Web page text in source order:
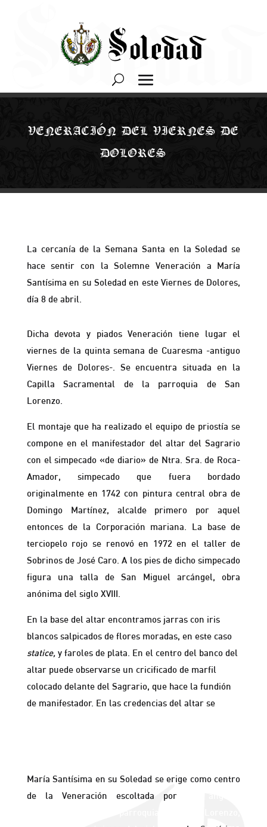
VENERACIÓN DEL VIERNES DE
DOLORES
La cercanía de la Semana Santa en la Soledad se
hace sentir con la Solemne Veneración a María
Santísima en su Soledad en este Viernes de Dolores,
día 8 de abril.
Dicha devota y piados Veneración tiene lugar el
viernes de la quinta semana de Cuaresma -antiguo
Viernes de Dolores-. Se encuentra situada en la
Capilla Sacramental de la parroquia de San
Lorenzo.
El montaje que ha realizado el equipo de priostía se
compone en el manifestador del altar del Sagrario
con el simpecado «de diario» de Ntra. Sra. de Roca-
Amador, simpecado que fuera bordado
originalmente en 1742 con pintura central obra de
Domingo Martínez, alcalde primero por aquel
entonces de la Corporación mariana. La base de
terciopelo rojo se renovó en 1972 en el taller de
Sobrinos de José Caro. A los pies de dicho simpecado
figura una talla de San Miguel arcángel, obra
anónima del siglo XVIII.
En la base del altar encontramos jarras con iris
blancos salpicados de flores moradas, en este caso
statice, y faroles de plata. En el centro del banco del
altar puede observarse un cricificado de marfil
colocado delante del Sagrario, que hace la fundión
de manifestador. En las credencias del altar se
María Santísima en su Soledad se erige como centro
de la Veneración escoltada por